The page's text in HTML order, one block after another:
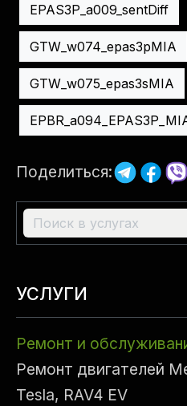
EPAS3P_a009_sentDiff
GTW_w074_epas3pMIA
GTW_w075_epas3sMIA
Поделиться:
УСЛУГИ
Ремонт и
Ремонт двигателей
Tesla, RAV4 EV